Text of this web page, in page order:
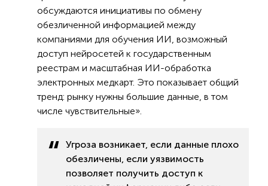
обсуждаются инициативы по обмену
обезличенной информацией между
компаниями для обучения ИИ, возможный
доступ нейросетей к государственным
реестрам и масштабная ИИ-обработка
электронных медкарт. Это показывает общий
тренд: рынку нужны большие данные, в том
числе чувствительные».
Угроза возникает, если данные плохо
обезличены, если уязвимость
позволяет получить доступ к